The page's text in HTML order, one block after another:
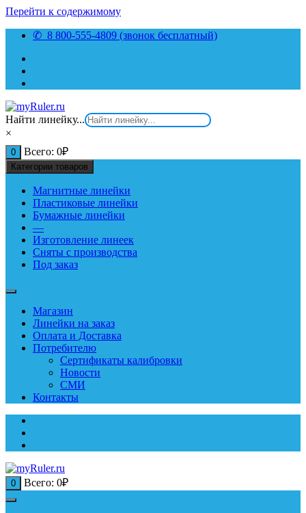
Перейти к содержимому
✆ 8 800-555-4809 (звонок бесплатный)
Найти линейку...
×
0 Всего: 0₽
Категории товаров
Магнитные линейки
Пластиковые линейки
Бумажные линейки
—
Изготовление линеек
Сняты с производства
Под заказ
Магазин
Линейки на заказ
Оплата и Доставка
Потребителю
Сертификаты калибровки
Новости
СМИ
Контакты
0 Всего: 0₽